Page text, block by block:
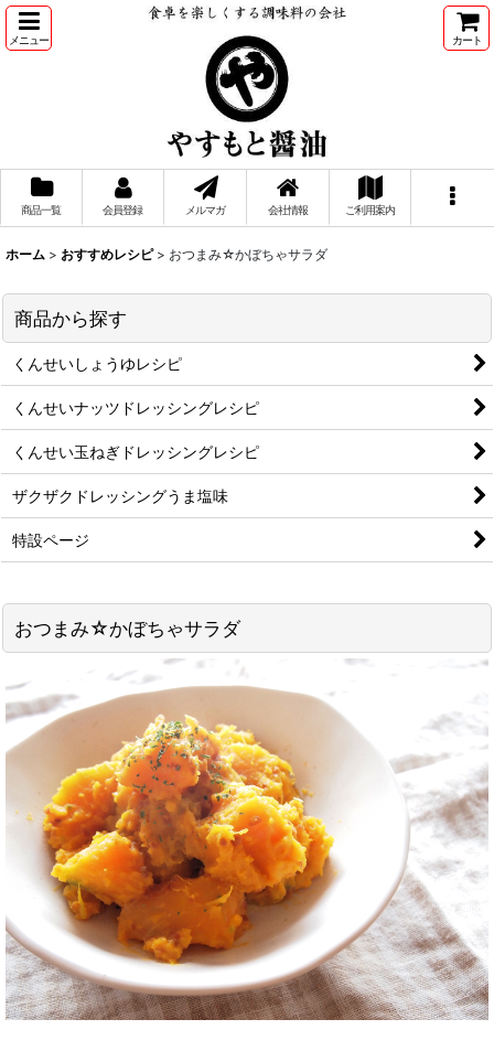
メニュー カート
商品一覧 会員登録 メルマガ 会社情報 ご利用案内
ホーム > おすすめレシピ > おつまみ☆かぼちゃサラダ
おつまみ☆かぼちゃサラダ
商品から探す
くんせいしょうゆレシピ
くんせいナッツドレッシングレシピ
くんせい玉ねぎドレッシングレシピ
ザクザクドレッシングうま塩味
特設ページ